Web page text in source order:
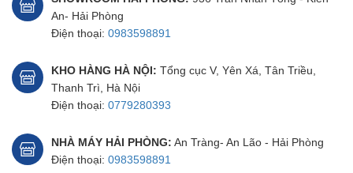
An- Hải Phòng
Điện thoại: 0983598891
KHO HÀNG HÀ NỘI: Tổng cục V, Yên Xá, Tân Triều,
Thanh Trì, Hà Nội
Điện thoại: 0779280393
NHÀ MÁY HẢI PHÒNG: An Tràng- An Lão - Hải Phòng
Điện thoại: 0983598891